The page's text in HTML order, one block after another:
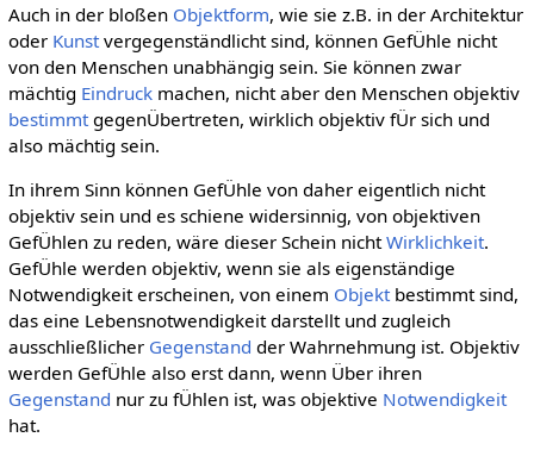
Auch in der bloßen Objektform, wie sie z.B. in der Architektur
oder Kunstvergegenständlicht sind, können GefÜhle nicht
von den Menschen unabhängig sein. Sie können zwar
mächtig Eindruckmachen, nicht aber den Menschen objektiv
bestimmtgegenÜbertreten, wirklich objektiv fÜr sich und
also mächtig sein.
In ihrem Sinn können GefÜhle von daher eigentlich nicht
objektiv sein und es schiene widersinnig, von objektiven
GefÜhlen zu reden, wäre dieser Schein nichtWirklichkeit.
GefÜhle werden objektiv, wenn sie als eigenständige
Notwendigkeit erscheinen, von einem Objektbestimmt sind,
das eine Lebensnotwendigkeit darstellt und zugleich
ausschließlicher Gegenstand der Wahrnehmung ist. Objektiv
werden GefÜhle also erst dann, wenn Über ihren
Gegenstand nur zu fÜhlen ist, was objektive Notwendigkeit
hat.